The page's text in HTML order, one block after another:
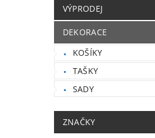
VÝPRODEJ
DEKORACE
KOŠÍKY
TAŠKY
SADY
ZNAČKY